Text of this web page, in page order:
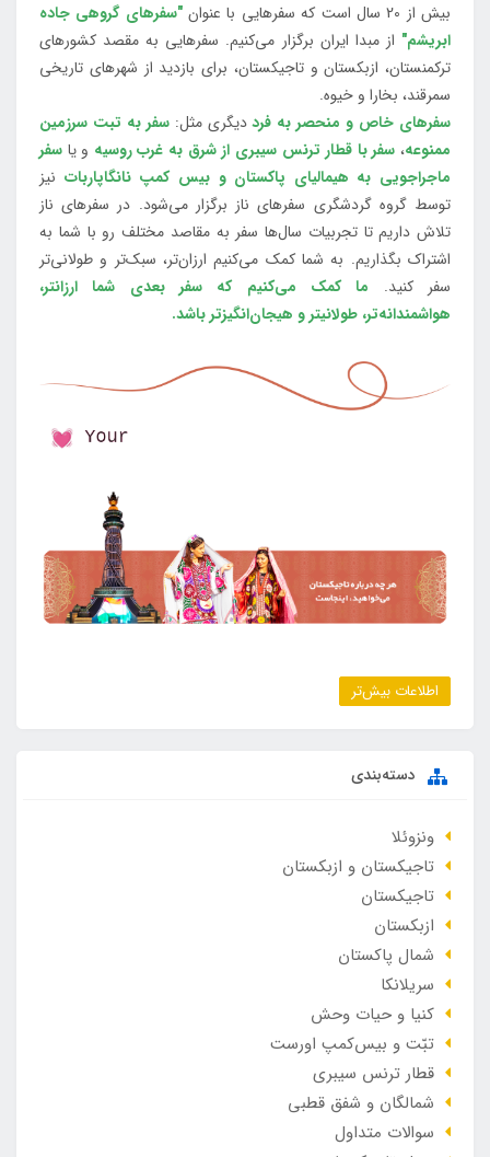
بیش از 20 سال است که سفرهایی با عنوان
"سفرهای گروهی جاده
ابریشم" از مبدا ایران برگزار می‌کنیم. سفرهایی به مقصد کشورهای
ترکمنستان، ازبکستان و تاجیکستان، برای بازدید از شهرهای تاریخی
سمرقند، بخارا و خیوه.
سفرهای خاص و منحصر به فرددیگری مثل:سفر به تبت سرزمین
ممنوعه، سفر با قطار ترنس سیبری از شرق به غرب روسیه و یا سفر
ماجراجویی به هیمالیای پاکستان و بیس کمپ نانگاپاربات نیز
توسط گروه گردشگری سفرهای ناز برگزار می‌شود. در سفرهای ناز
تلاش داریم تا تجربیات سال‌ها سفر به مقاصد مختلف رو با شما به
اشتراک بگذاریم. به شما کمک می‌کنیم ارزان‌تر، سبک‌تر و طولانی‌تر
سفر کنید. ما کمک می‌کنیم که سفر بعدی شما ارزانتر،
هواشمندانه‌تر، طولانی‎تر و هیجان‌انگیزتر باشد.
اطلاعات بیش‌تر
دسته‌بندی
ونزوئلا
تاجیکستان و ازبکستان
تاجیکستان
ازبکستان
شمال پاکستان
سریلانکا
کنیا و حیات وحش
تبّت و بیس‌کمپ اورست
قطار ترنس سیبری
شمالگان و شفق قطبی
سوالات متداول